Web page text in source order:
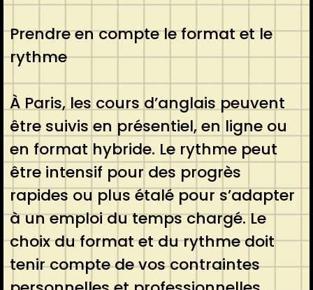
Prendre en compte le format et le
rythme
À Paris, les cours d’anglais peuvent
être suivis en présentiel, en ligne ou
en format hybride. Le rythme peut
être intensif pour des progrès
rapides ou plus étalé pour s’adapter
à un emploi du temps chargé. Le
choix du format et du rythme doit
tenir compte de vos contraintes